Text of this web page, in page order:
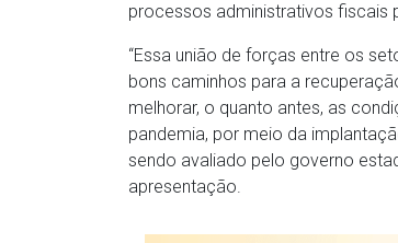
processos administrativos fiscais
“Essa união de forças entre os
bons caminhos para a
melhorar, o quanto antes, as
pandemia, por meio da
sendo avaliado pelo governo
apresentação.